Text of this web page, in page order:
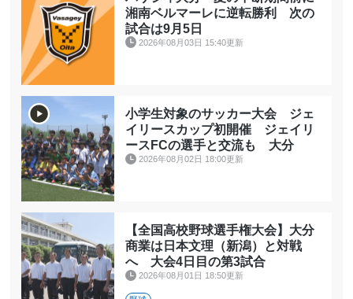
湘南ベルマーレに逆転勝利 次の
試合は9月5日
2026年08月03日 15:40更新
小学生対象のサッカー大会 ジェ
イリースカップ初開催 ジェイリ
ースFCの選手と交流も 大分
2026年08月02日 18:00更新
【全国高校野球選手権大会】大分
商業は日本文理（新潟）と対戦
へ 大会4日目の第3試合
2026年08月01日 18:50更新